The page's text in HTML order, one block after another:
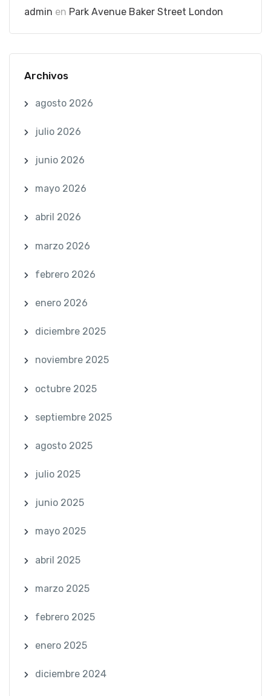
admin en Park Avenue Baker Street London
Archivos
agosto 2026
julio 2026
junio 2026
mayo 2026
abril 2026
marzo 2026
febrero 2026
enero 2026
diciembre 2025
noviembre 2025
octubre 2025
septiembre 2025
agosto 2025
julio 2025
junio 2025
mayo 2025
abril 2025
marzo 2025
febrero 2025
enero 2025
diciembre 2024